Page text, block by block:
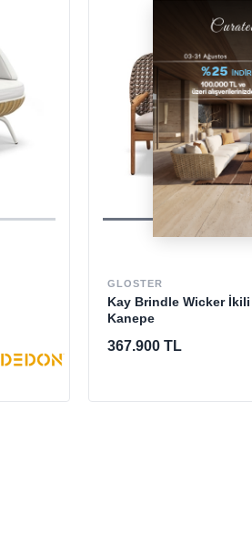
DESTEK
[email protected]
GLOSTER
Kay Brindle Wicker İkili
Kanepe
367.900 TL